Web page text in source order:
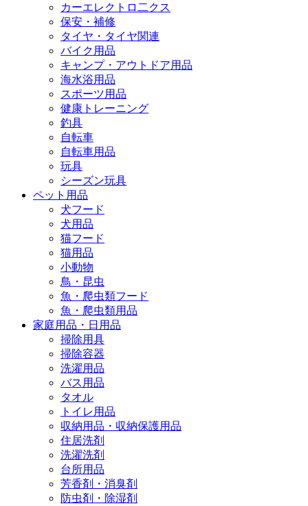
カーエレクトロ二クス
保安・補修
タイヤ・タイヤ関連
バイク用品
キャンプ・アウトドア用品
海水浴用品
スポーツ用品
健康トレーニング
釣具
自転車
自転車用品
玩具
シーズン玩具
ペット用品
犬フード
犬用品
猫フード
猫用品
小動物
鳥・昆虫
魚・爬虫類フード
魚・爬虫類用品
家庭用品・日用品
掃除用具
掃除容器
洗濯用品
バス用品
タオル
トイレ用品
収納用品・収納保護用品
住居洗剤
洗濯洗剤
台所用品
芳香剤・消臭剤
防虫剤・除湿剤